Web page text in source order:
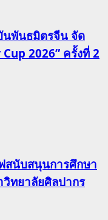
นพันธมิตรจีน จัด
2026” ครั้งที่ 2
นับสนุนการศึกษา
ทยาลัยศิลปากร